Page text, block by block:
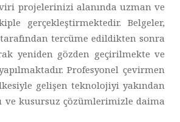
projelerinizi alanında uzman ve
gerçekleştirmektedir. Belgeler,
tercüme edildikten sonra
yeniden gözden geçirilmekte ve
Profesyonel çevirmen
gelişen teknolojiyi yakından
ve kusursuz çözümlerimizle daima